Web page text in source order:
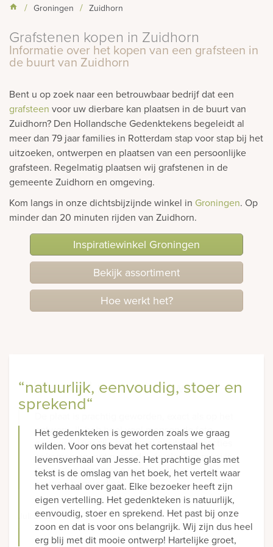
Groningen Zuidhorn
Grafstenen kopen in Zuidhorn
Informatie over het kopen van een grafsteen in
de buurt van Zuidhorn
Bent u op zoek naar een betrouwbaar bedrijf dat een
grafsteen voor uw dierbare kan plaatsen in de buurt van
Zuidhorn? Den Hollandsche Gedenktekens begeleidt al
meer dan 79 jaar families in Rotterdam stap voor stap bij het
uitzoeken, ontwerpen en plaatsen van een persoonlijke
grafsteen. Regelmatig plaatsen wij grafstenen in de
gemeente Zuidhorn en omgeving.
Kom langs in onze dichtsbijzijnde winkel in Groningen. Op
minder dan 20 minuten rijden van Zuidhorn.
Inspiratiewinkel Groningen
Bekijk assortiment
Hoe werkt het?
“natuurlijk, eenvoudig, stoer en
sprekend“
Het gedenkteken is geworden zoals we graag
wilden. Voor ons bevat het cortenstaal het
levensverhaal van Jesse. Het prachtige glas met
tekst is de omslag van het boek, het vertelt waar
het verhaal over gaat. Elke bezoeker heeft zijn
eigen vertelling. Het gedenkteken is natuurlijk,
eenvoudig, stoer en sprekend. Het past bij onze
zoon en dat is voor ons belangrijk. Wij zijn dus heel
erg blij met dit mooie ontwerp! Hartelijke groet,
“Helemaal naar onze wens“
ontwerp. Ik heb heel veel mensen de foto
gestuurd. Hier zijn heel veel positieve reacties
gekomen en met name dat de plaat zo mooi is
geworden. Nogmaals hartelijk dank voor de
prettige begeleiding.
Juli 2026